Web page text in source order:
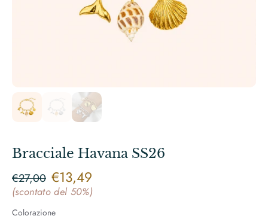
Bracciale Havana SS26
€27,00 €13,49
(scontato del 50%)
Colorazione